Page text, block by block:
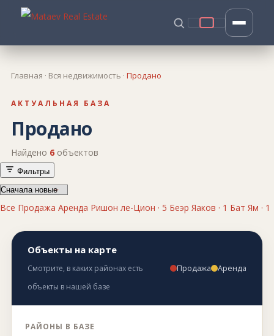
Главная · Вся недвижимость · Продано
АКТУАЛЬНАЯ БАЗА
Продано
Найдено 6 объектов
Фильтры
Все Продажа Аренда Ришон ле-Цион · 5 Беэр Яаков · 1 Бат Ям · 1
Объекты на карте
Смотрите, в каких районах есть
объекты в нашей базе
Продажа Аренда
РАЙОНЫ В БАЗЕ